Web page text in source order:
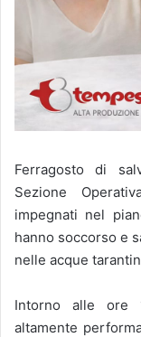
Ferragosto di
Sezione
impegnati nel
hanno soccorso e
nelle acque
Intorno alle ore
altamente